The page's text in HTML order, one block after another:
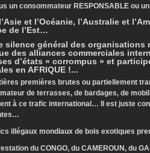
un consommateur RESPONSABLE ou
et l’Océanie, l’Australie et
de l’Est…
silence général des organisations
des alliances commerciales
d’états « corrompus » et
en AFRIQUE !...
premières brutes ou partiellement
de terrasses, de bardages, de
à ce trafic international… Il est juste
illégaux mondiaux de bois exotiques
du CONGO, du CAMEROUN, du